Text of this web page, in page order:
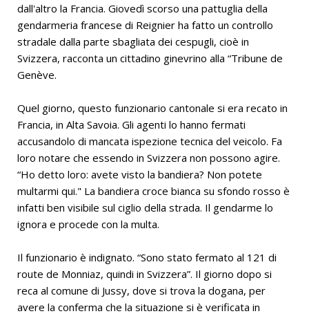
dall'altro la Francia. Giovedì scorso una pattuglia della
gendarmeria francese di Reignier ha fatto un controllo
stradale dalla parte sbagliata dei cespugli, cioè in
Svizzera, racconta un cittadino ginevrino alla “Tribune de
Genève.
Quel giorno, questo funzionario cantonale si era recato in
Francia, in Alta Savoia. Gli agenti lo hanno fermati
accusandolo di mancata ispezione tecnica del veicolo. Fa
loro notare che essendo in Svizzera non possono agire.
“Ho detto loro: avete visto la bandiera? Non potete
multarmi qui." La bandiera croce bianca su sfondo rosso è
infatti ben visibile sul ciglio della strada. Il gendarme lo
ignora e procede con la multa.
Il funzionario è indignato. “Sono stato fermato al 121 di
route de Monniaz, quindi in Svizzera”. Il giorno dopo si
reca al comune di Jussy, dove si trova la dogana, per
avere la conferma che la situazione si è verificata in